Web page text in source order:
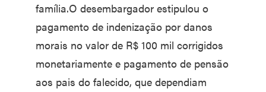
família.O desembargador estipulou o
pagamento de indenização por danos
morais no valor de R$ 100 mil corrigidos
monetariamente e pagamento de pensão
aos pais do falecido, que dependiam